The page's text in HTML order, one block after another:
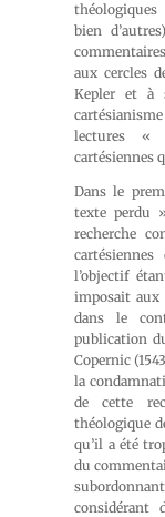
théologiques
bien
aux cercles
Kepler et à
lectures «
cartésiennes
Dans le
texte perdu
recherche
l’objectif
imposait aux
dans le
publication
Copernic
la
de cette
théologique
qu’il a été
du